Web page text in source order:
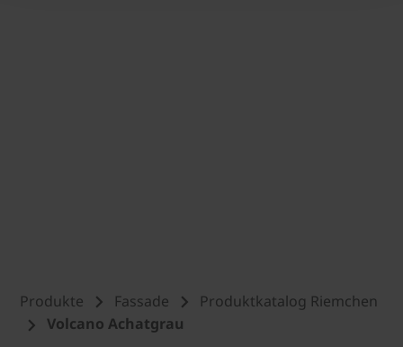
Produkte Fassade
Produktkatalog Riemchen
Volcano Achatgrau